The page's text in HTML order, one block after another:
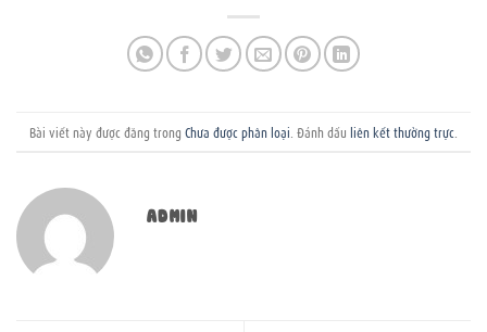
Bài viết này được đăng trong Chưa được phân loại . Đánh dấu liên kết thường trực
ADMIN